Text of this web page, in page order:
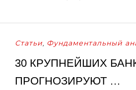
Статьи, Фундаментальный
30 КРУПНЕЙШИХ
ПРОГНОЗИРУЮТ …